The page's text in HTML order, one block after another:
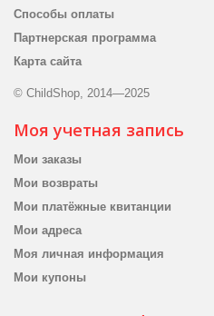
Способы оплаты
Партнерская программа
Карта сайта
© ChildShop, 2014—2025
Моя учетная запись
Мои заказы
Мои возвраты
Мои платёжные квитанции
Мои адреса
Моя личная информация
Мои купоны